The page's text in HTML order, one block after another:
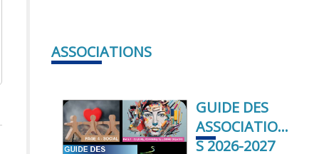
ASSOCIATIONS
GUIDE DES
ASSOCIATION
S 2026-2027